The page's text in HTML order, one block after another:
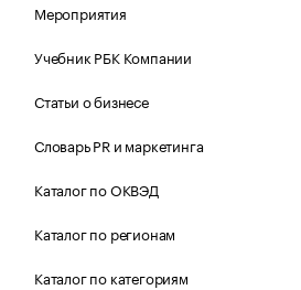
Мероприятия
Учебник РБК Компании
Статьи о бизнесе
Словарь PR и маркетинга
Каталог по ОКВЭД
Каталог по регионам
Каталог по категориям